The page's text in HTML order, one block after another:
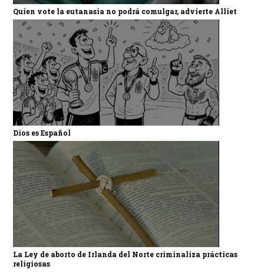
Quien vote la eutanasia no podrá comulgar, advierte Alliet
Dios es Español
La Ley de aborto de Irlanda del Norte criminaliza prácticas
religiosas